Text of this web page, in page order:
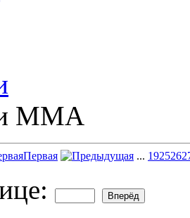
ММА
Первая ... 192526